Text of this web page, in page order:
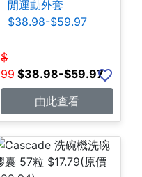
閒運動外套
$38.98-$59.97
$
99 $38.98-$59.97
由此查看